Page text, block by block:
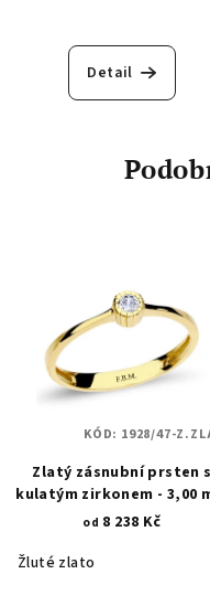
Detail
Zlatý zásnubní prsten s
kulatým zirkonem - 3,00
1928
od 8 238 Kč
Žluté zlato
KÓD: 1928/47-